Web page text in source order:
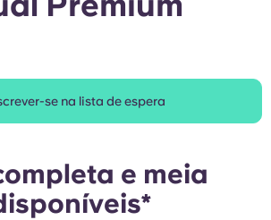
Español
Deutsch
French
se na lista de espera
e meia